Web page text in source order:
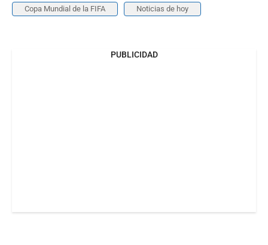
Copa Mundial de la FIFA Noticias de hoy
PUBLICIDAD